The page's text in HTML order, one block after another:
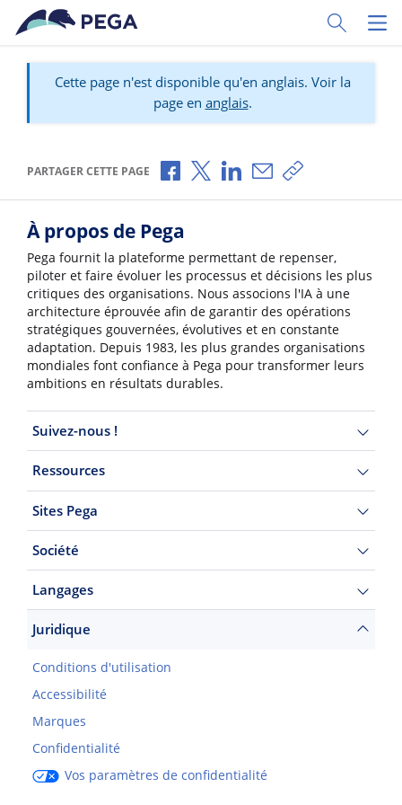
Passer directement au contenu principal
Toggle
Cette page n'est disponible qu'en anglais. Voir la
page en anglais.
PARTAGER CETTE PAGE Partager via Facebook
Partager via X
Partager via LinkedIn
Partager par e-mail
Copier le lien
À propos de Pega
Pega fournit la plateforme permettant de repenser,
piloter et faire évoluer les processus et décisions les plus
critiques des organisations. Nous associons l'IA à une
architecture éprouvée afin de garantir des opérations
stratégiques gouvernées, évolutives et en constante
adaptation. Depuis 1983, les plus grandes organisations
mondiales font confiance à Pega pour transformer leurs
ambitions en résultats durables.
Suivez-nous !
Ressources
Sites Pega
Société
Langages
Juridique
Conditions d'utilisation
Accessibilité
Marques
Confidentialité
Vos paramètres de confidentialité